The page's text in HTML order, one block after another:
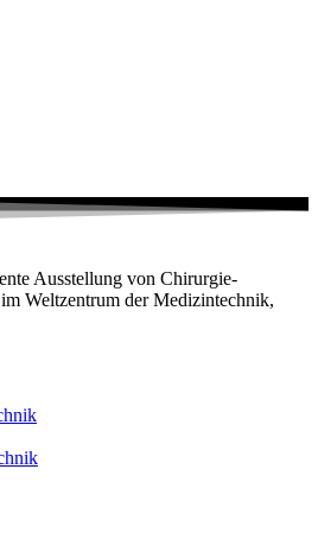
Ausstellung von Chirurgie-
Weltzentrum der Medizintechnik,